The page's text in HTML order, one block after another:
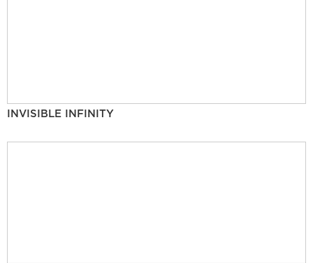
INVISIBLE INFINITY